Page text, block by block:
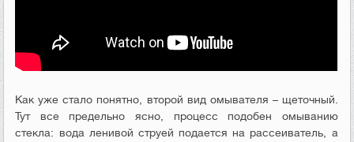
Как уже стало понятно, второй вид омывателя – щеточный.
Тут все предельно ясно, процесс подобен омыванию
стекла: вода ленивой струей подается на рассеиватель, а